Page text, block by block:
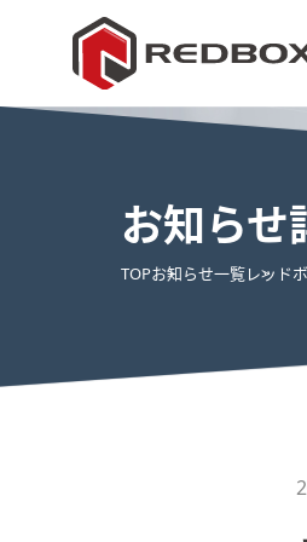
お知らせ
TOPお知らせ一覧レッド